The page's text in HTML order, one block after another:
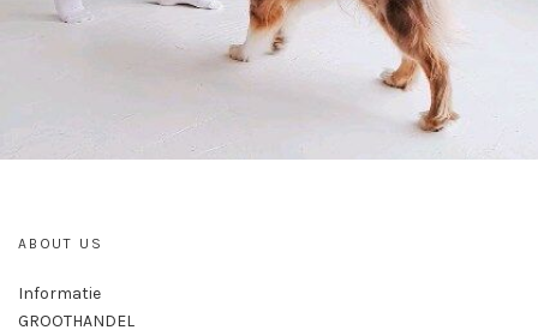
ABOUT US
Informatie
GROOTHANDEL